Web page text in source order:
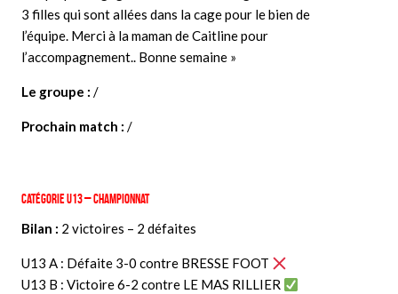
3 filles qui sont allées dans la cage pour le bien de
l’équipe. Merci à la maman de Caitline pour
l’accompagnement.. Bonne semaine »
Le groupe : /
Prochain match : /
Catégorie U13 – Championnat
Bilan : 2 victoires – 2 défaites
U13 A : Défaite 3-0 contre BRESSE FOOT
U13 B : Victoire 6-2 contre LE MAS RILLIER